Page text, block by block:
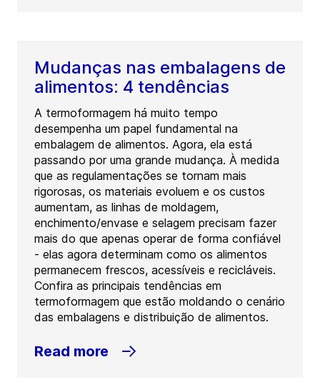
Mudanças nas embalagens de
alimentos: 4 tendências
A termoformagem há muito tempo
desempenha um papel fundamental na
embalagem de alimentos. Agora, ela está
passando por uma grande mudança. À medida
que as regulamentações se tornam mais
rigorosas, os materiais evoluem e os custos
aumentam, as linhas de moldagem,
enchimento/envase e selagem precisam fazer
mais do que apenas operar de forma confiável
- elas agora determinam como os alimentos
permanecem frescos, acessíveis e recicláveis.
Confira as principais tendências em
termoformagem que estão moldando o cenário
das embalagens e distribuição de alimentos.
Read more